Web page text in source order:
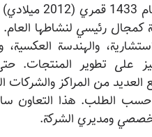
استنادًا إلى ذلك، قامت الشركة في
كمجال رئيسي لنشاطها
والهندسة
على تطوير المنتجات.
من المراكز والشركات
حسب الطلب. هذا التعاون
ومديري الشركة.